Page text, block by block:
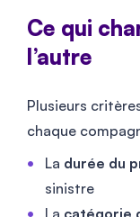
Ce qui
l’autre
Plusieurs
chaque
La durée du
sinistre